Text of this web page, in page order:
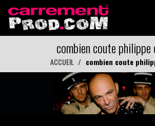
combien coute
ACCUEIL combien coute